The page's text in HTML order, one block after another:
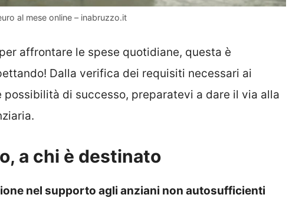
al mese online – inabruzzo.it
affrontare le spese quotidiane, questa è
Dalla verifica dei requisiti necessari ai
di successo, preparatevi a dare il via alla
a chi è destinato
nel supporto agli anziani non autosufficienti